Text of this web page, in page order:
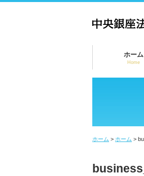
ホーム
Home
ホーム > ホーム >